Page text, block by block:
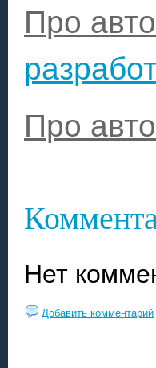
Про
Про
Нет
Добавить комментарий